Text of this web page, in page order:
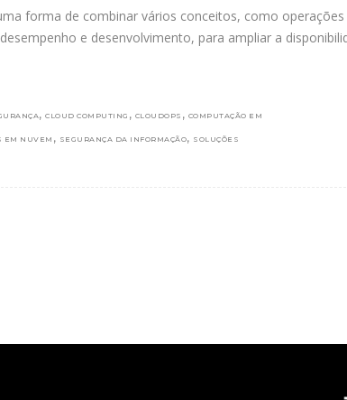
forma de combinar vários conceitos, como
e desenvolvimento, para ampliar a
, CLOUD COMPUTING , CLOUDOPS , COMPUTAÇÃO EM
EM NUVEM , SEGURANÇA DA INFORMAÇÃO, SOLUÇÕES